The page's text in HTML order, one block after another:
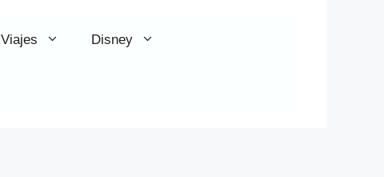
Viajes Disney